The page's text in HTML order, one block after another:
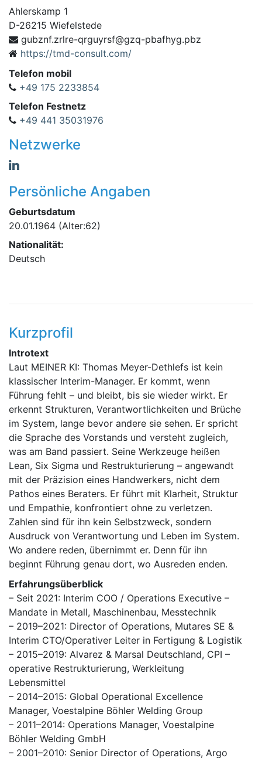
Ahlerskamp 1
D-26215 Wiefelstede
zbp.gyhf
abp-qzg@fsryugrq-erlrz.fnzbug
https://tmd-consult.com/
Telefon mobil
+49 175 2233854
Telefon Festnetz
+49 441 35031976
Netzwerke
Persönliche Angaben
Geburtsdatum
20.01.1964 (Alter:62)
Nationalität:
Deutsch
Kurzprofil
Introtext
Laut MEINER KI: Thomas Meyer-Dethlefs ist kein
klassischer Interim-Manager. Er kommt, wenn
Führung fehlt – und bleibt, bis sie wieder wirkt. Er
erkennt Strukturen, Verantwortlichkeiten und Brüche
im System, lange bevor andere sie sehen. Er spricht
die Sprache des Vorstands und versteht zugleich,
was am Band passiert. Seine Werkzeuge heißen
Lean, Six Sigma und Restrukturierung – angewandt
mit der Präzision eines Handwerkers, nicht dem
Pathos eines Beraters. Er führt mit Klarheit, Struktur
und Empathie, konfrontiert ohne zu verletzen.
Zahlen sind für ihn kein Selbstzweck, sondern
Ausdruck von Verantwortung und Leben im System.
Wo andere reden, übernimmt er. Denn für ihn
beginnt Führung genau dort, wo Ausreden enden.
Erfahrungsüberblick
– Seit 2021: Interim COO / Operations Executive –
Mandate in Metall, Maschinenbau, Messtechnik
– 2019–2021: Director of Operations, Mutares SE &
Interim CTO/Operativer Leiter in Fertigung & Logistik
– 2015–2019: Alvarez & Marsal Deutschland, CPI –
operative Restrukturierung, Werkleitung
Lebensmittel
– 2014–2015: Global Operational Excellence
Manager, Voestalpine Böhler Welding Group
– 2011–2014: Operations Manager, Voestalpine
Böhler Welding GmbH
– 2001–2010: Senior Director of Operations, Argo